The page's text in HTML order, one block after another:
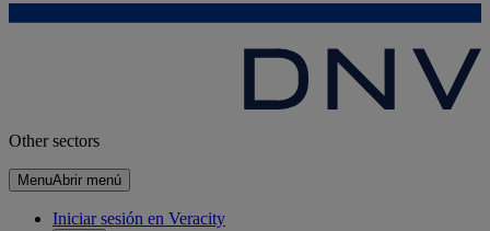
Other sectors
MenuAbrir menú
Iniciar sesión en Veracity